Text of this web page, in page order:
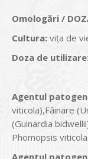
Omologări /
Cultura: viţa de
Doza de
Agentul
viticola),Făinare
(Guinardia
Phomopsis viticola.
Agentul